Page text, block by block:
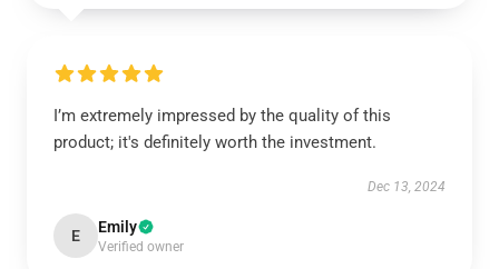
I’m extremely impressed by the quality of this
product; it's definitely worth the investment.
Dec 13, 2024
E Emily
Verified owner